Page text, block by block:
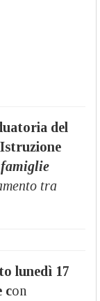
del
famiglie
tra
lunedì 17
con